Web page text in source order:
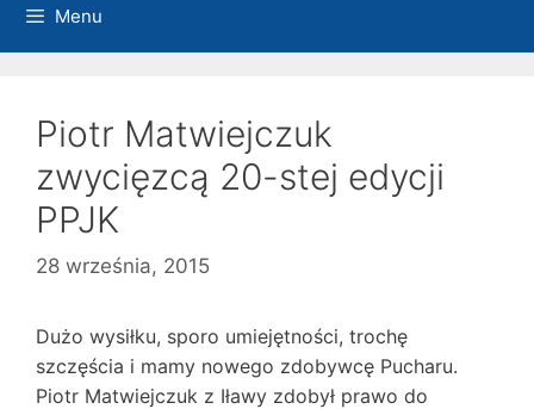
Menu
Piotr Matwiejczuk
zwycięzcą 20-stej edycji
PPJK
28 września, 2015
Dużo wysiłku, sporo umiejętności, trochę
szczęścia i mamy nowego zdobywcę Pucharu.
Piotr Matwiejczuk z Iławy zdobył prawo do